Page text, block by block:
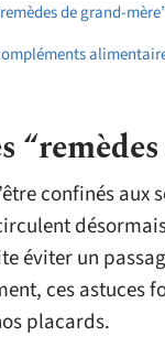
de grand-
confinés aux
éviter un
ces astuces
placards.